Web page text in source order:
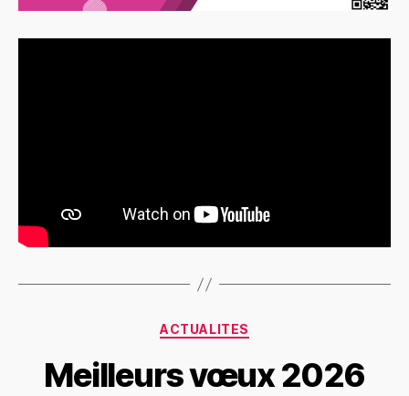
ACTUALITES
Meilleurs vœux 2026